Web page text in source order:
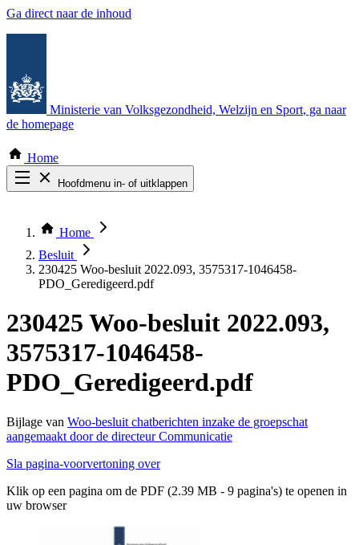
Ga direct naar de inhoud
Ministerie van Volksgezondheid, Welzijn en Sport, ga naar
de homepage
Home
Hoofdmenu in- of uitklappen
Thema COVID-19
Bekijk per bestuursorgaan
Home
Besluit
230425 Woo-besluit 2022.093, 3575317-1046458-
PDO_Geredigeerd.pdf
230425 Woo-besluit 2022.093,
3575317-1046458-
PDO_Geredigeerd.pdf
Bijlage van Woo-besluit chatberichten inzake de groepschat
aangemaakt door de directeur Communicatie
Sla pagina-voorvertoning over
Klik op een pagina om de PDF (2.39 MB - 9 pagina's) te openen in
uw browser